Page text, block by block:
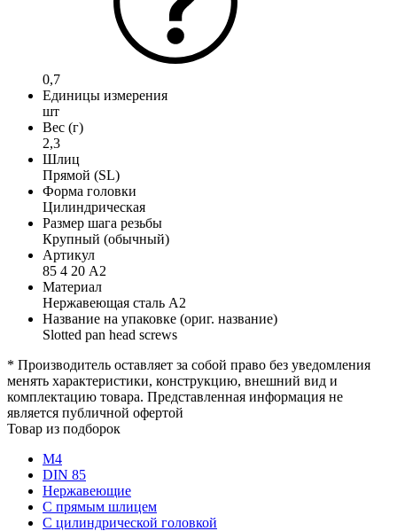
0,7
Единицы измерения
шт
Вес (г)
2,3
Шлиц
Прямой (SL)
Форма головки
Цилиндрическая
Размер шага резьбы
Крупный (обычный)
Артикул
85 4 20 А2
Материал
Нержавеющая сталь А2
Название на упаковке (ориг. название)
Slotted pan head screws
* Производитель оставляет за собой право без уведомления
менять характеристики, конструкцию, внешний вид и
комплектацию товара. Представленная информация не
является публичной офертой
Товар из подборок
М4
DIN 85
Нержавеющие
С прямым шлицем
С цилиндрической головкой